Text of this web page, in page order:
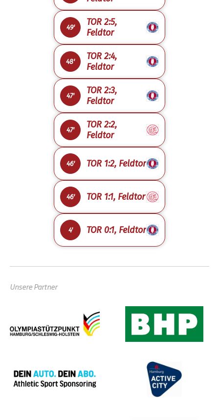
49'
TOR 2:5,
Feldtor
48'
TOR 2:4,
Feldtor
47'
TOR 2:3,
Feldtor
47'
TOR 2:2,
Feldtor
46' TOR 1:2, Feldtor
46' TOR 1:1, Feldtor
4' TOR 0:1, Feldtor
Unsere Partner